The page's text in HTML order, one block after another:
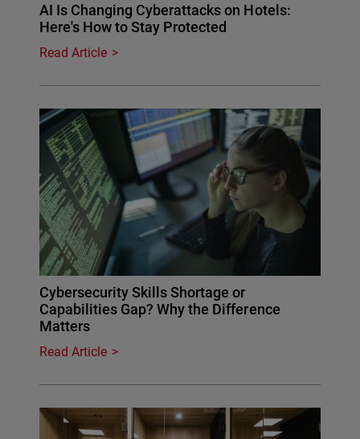
AI Is Changing Cyberattacks on Hotels:
Here's How to Stay Protected
Read Article
Cybersecurity Skills Shortage or
Capabilities Gap? Why the Difference
Matters
Read Article